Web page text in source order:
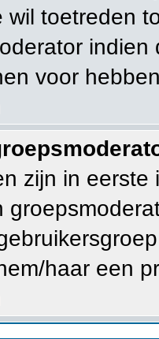
wil toetreden
voor
zijn in
haar een